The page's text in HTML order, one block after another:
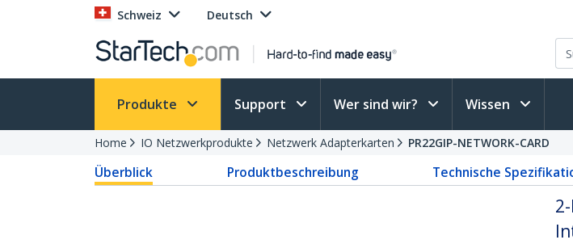
Schweiz Deutsch
Produkte Support Wer sind wir? Wissen
Home IO Netzwerkprodukte Netzwerk Adapterkarten PR22GIP-NETWORK-CARD
Überblick Produktbeschreibung Technische